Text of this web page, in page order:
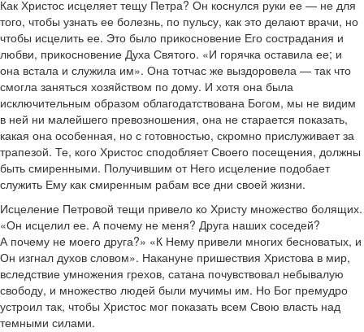
Как Христос исцеляет тещу Петра? Он коснулся руки ее — не для
того, чтобы узнать ее болезнь, по пульсу, как это делают врачи, но
чтобы исцелить ее. Это было прикосновение Его сострадания и
любви, прикосновение Духа Святого. «И горячка оставила ее; и
она встала и служила им». Она тотчас же выздоровела — так что
смогла заняться хозяйством по дому. И хотя она была
исключительным образом облагодатствована Богом, мы не видим
в ней ни малейшего превозношения, она не старается показать,
какая она особенная, но с готовностью, скромно прислуживает за
трапезой. Те, кого Христос сподобляет Своего посещения, должны
быть смиренными. Получившим от Него исцеление подобает
служить Ему как смиренным рабам все дни своей жизни.
Исцеление Петровой тещи привело ко Христу множество болящих.
«Он исцелил ее. А почему не меня? Друга наших соседей?
А почему не моего друга?» «К Нему привели многих бесноватых, и
Он изгнал духов словом». Накануне пришествия Христова в мир,
вследствие умножения грехов, сатана почувствовал небывалую
свободу, и множество людей были мучимы им. Но Бог премудро
устроил так, чтобы Христос мог показать всем Свою власть над
темными силами.